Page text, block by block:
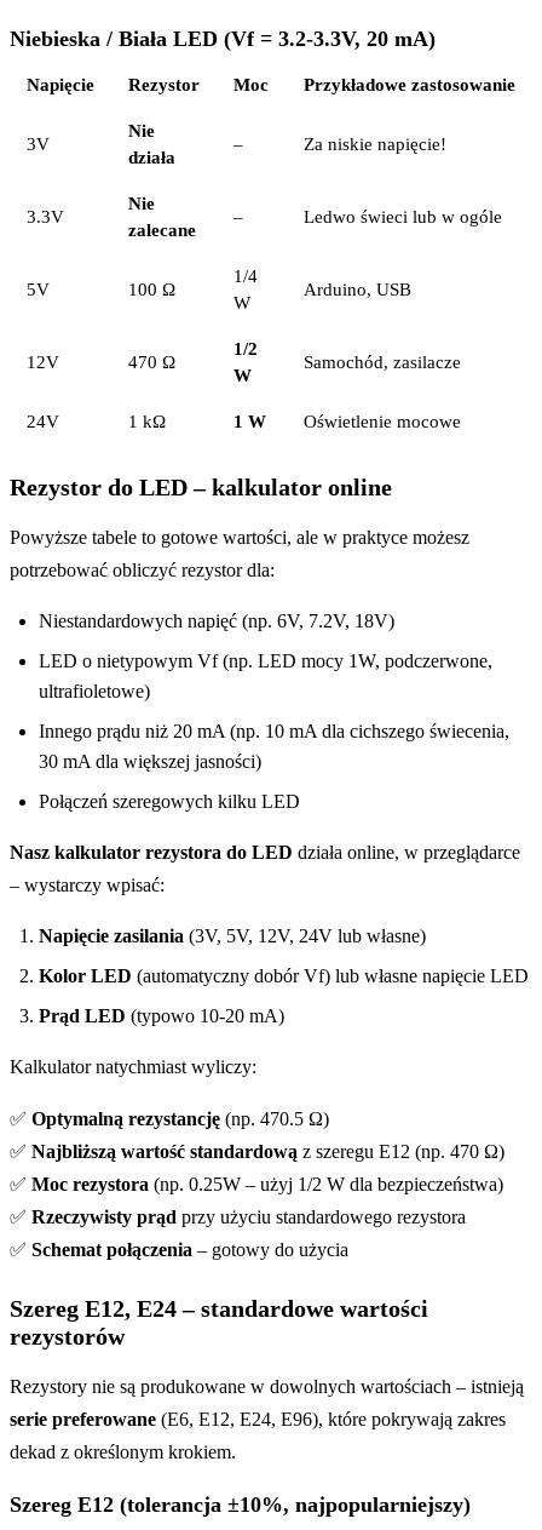
Niebieska / Biała LED (Vf = 3.2-3.3V, 20 mA)
Napięcie Rezystor Moc Przykładowe zastosowanie
3V
Nie
działa
– Za niskie napięcie!
3.3V
Nie
zalecane
– Ledwo świeci lub w ogóle
5V 100 Ω
1/4
W
Arduino, USB
12V 470 Ω
1/2
W
Samochód, zasilacze
24V 1 kΩ 1 W Oświetlenie mocowe
Rezystor do LED – kalkulator online
Powyższe tabele to gotowe wartości, ale w praktyce możesz
potrzebować obliczyć rezystor dla:
Niestandardowych napięć (np. 6V, 7.2V, 18V)
LED o nietypowym Vf (np. LED mocy 1W, podczerwone,
ultrafioletowe)
Innego prądu niż 20 mA (np. 10 mA dla cichszego świecenia,
30 mA dla większej jasności)
Połączeń szeregowych kilku LED
Nasz kalkulator rezystora do LED działa online, w przeglądarce
– wystarczy wpisać:
Napięcie zasilania (3V, 5V, 12V, 24V lub własne)
Kolor LED (automatyczny dobór Vf) lub własne napięcie LED
Prąd LED (typowo 10-20 mA)
Kalkulator natychmiast wyliczy:
✅ Optymalną rezystancję (np. 470.5 Ω)
✅ Najbliższą wartość standardową z szeregu E12 (np. 470 Ω)
✅ Moc rezystora (np. 0.25W – użyj 1/2 W dla bezpieczeństwa)
✅ Rzeczywisty prąd przy użyciu standardowego rezystora
✅ Schemat połączenia – gotowy do użycia
Szereg E12, E24 – standardowe wartości
rezystorów
Rezystory nie są produkowane w dowolnych wartościach – istnieją
serie preferowane (E6, E12, E24, E96), które pokrywają zakres
dekad z określonym krokiem.
Szereg E12 (tolerancja ±10%, najpopularniejszy)